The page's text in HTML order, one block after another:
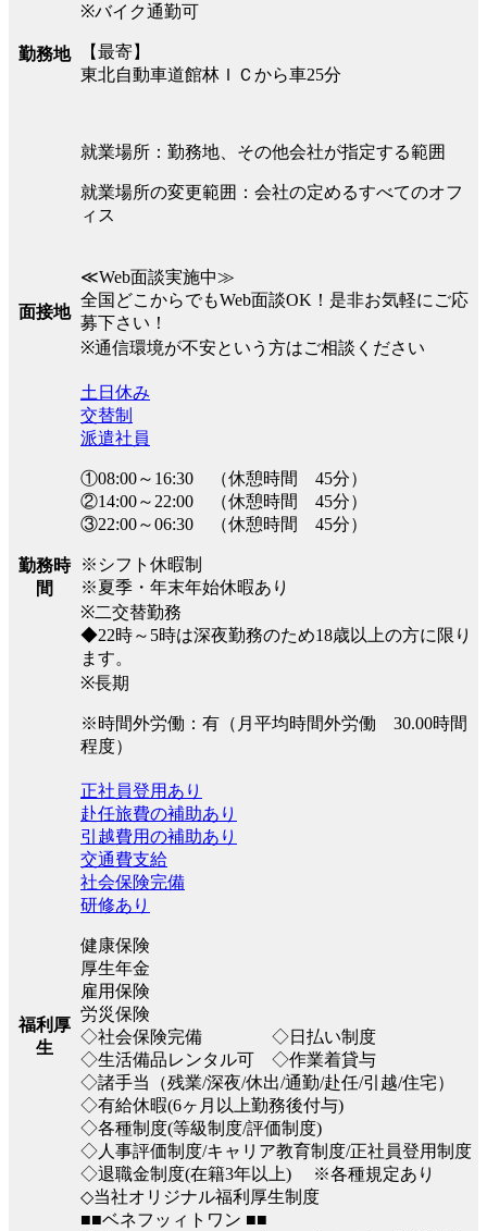
勤務地
※バイク通勤可
【最寄】
東北自動車道館林ＩＣから車25分
就業場所：勤務地、その他会社が指定する範囲
就業場所の変更範囲：会社の定めるすべてのオフ
ィス
面接地
≪Web面談実施中≫
全国どこからでもWeb面談OK！是非お気軽にご応
募下さい！
※通信環境が不安という方はご相談ください
勤務時
間
土日休み
交替制
派遣社員
①08:00～16:30 （休憩時間 45分）
②14:00～22:00 （休憩時間 45分）
③22:00～06:30 （休憩時間 45分）
※シフト休暇制
※夏季・年末年始休暇あり
※二交替勤務
◆22時～5時は深夜勤務のため18歳以上の方に限り
ます。
※長期
※時間外労働：有（月平均時間外労働 30.00時間
程度）
福利厚
生
正社員登用あり
赴任旅費の補助あり
引越費用の補助あり
交通費支給
社会保険完備
研修あり
健康保険
厚生年金
雇用保険
労災保険
◇社会保険完備 ◇日払い制度
◇生活備品レンタル可 ◇作業着貸与
◇諸手当（残業/深夜/休出/通勤/赴任/引越/住宅）
◇有給休暇(6ヶ月以上勤務後付与)
◇各種制度(等級制度/評価制度)
◇人事評価制度/キャリア教育制度/正社員登用制度
◇退職金制度(在籍3年以上) ※各種規定あり
◇当社オリジナル福利厚生制度
■■ベネフッィトワン ■■